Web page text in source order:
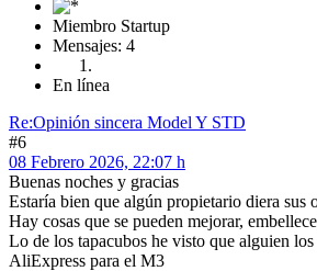
Miembro Startup
Mensajes: 4
En línea
Re:Opinión sincera Model Y STD
#6
08 Febrero 2026, 22:07 h
Buenas noches y gracias
Estaría bien que algún propietario diera sus
Hay cosas que se pueden mejorar,
Lo de los tapacubos he visto que alguien
AliExpress para el M3